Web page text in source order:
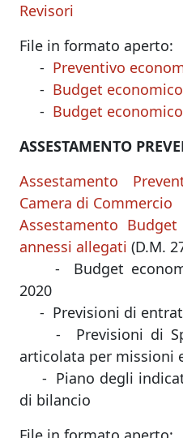
Revisori
File in formato aperto:
- Preventivo
- Budget
- Budget
ASSESTAMENTO
Assestamento
Camera di Commercio
Assestamento
annessi allegati (D.M.
- Budget
2020
- Previsioni di
- Previsioni di
articolata per missioni
- Piano degli
di bilancio